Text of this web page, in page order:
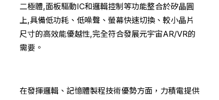
二極體,面板驅動IC和邏輯控制等功能整合於矽晶圓
上,具備低功耗、低噪聲、螢幕快速切換、較小晶片
尺寸的高效能優越性,完全符合發展元宇宙AR/VR的
需要。
在發揮邏輯、記憶體製程技術優勢方面，力積電提供